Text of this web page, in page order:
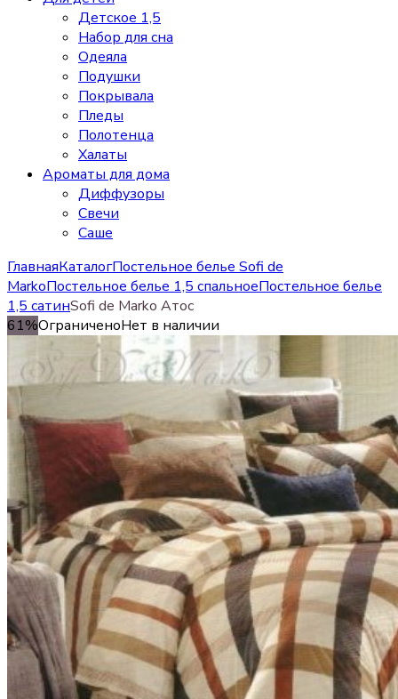
Детское 1,5
Набор для сна
Одеяла
Подушки
Покрывала
Пледы
Полотенца
Халаты
Ароматы для дома
Диффузоры
Свечи
Cаше
ГлавнаяКаталогПостельное белье Sofi de
MarkoПостельное белье 1,5 спальноеПостельное белье
1,5 сатинSofi de Marko Атос
61%ОграниченоНет в наличии